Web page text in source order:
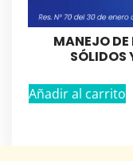
MANEJO DE
SÓLIDOS
Añadir al carrito